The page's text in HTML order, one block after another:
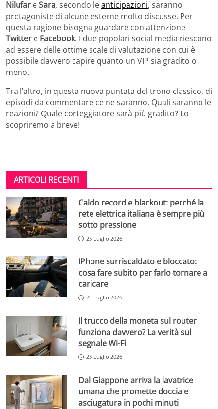
Nilufar eSara, secondo leanticipazioni, saranno
protagoniste di alcune esterne molto discusse. Per
questa ragione bisogna guardare con attenzione
Twitter e Facebook. I due popolari social media riescono
ad essere delle ottime scale di valutazione con cui è
possibile davvero capire quanto un VIP sia gradito o
meno.
Tra l’altro, in questa nuova puntata del trono classico, di
episodi da commentare ce ne saranno. Quali saranno le
reazioni? Quale corteggiatore sarà più gradito? Lo
scopriremo a breve!
ARTICOLI RECENTI
Caldo record e blackout: perché la
rete elettrica italiana è sempre più
sotto pressione
25 Luglio 2026
IPhone surriscaldato e bloccato:
cosa fare subito per farlo tornare a
caricare
24 Luglio 2026
Il trucco della moneta sul router
funziona davvero? La verità sul
segnale Wi-Fi
23 Luglio 2026
Dal Giappone arriva la lavatrice
umana che promette doccia e
asciugatura in pochi minuti